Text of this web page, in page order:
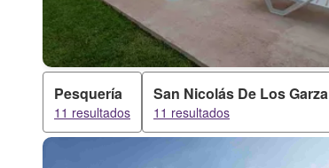
Pesquería
11 resultados
San Nicolás De Los Garza
11 resultados